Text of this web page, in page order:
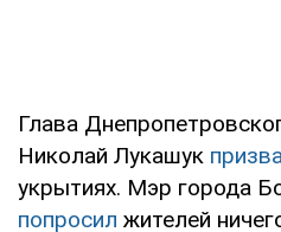
Глава
Николай Лукашук
укрытиях. Мэр города
попросил жителей